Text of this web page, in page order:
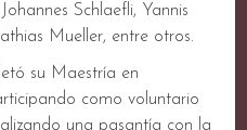
Schlaefli, Yannis
Mueller, entre otros.
su Maestría en
como voluntario
una pasantía con la